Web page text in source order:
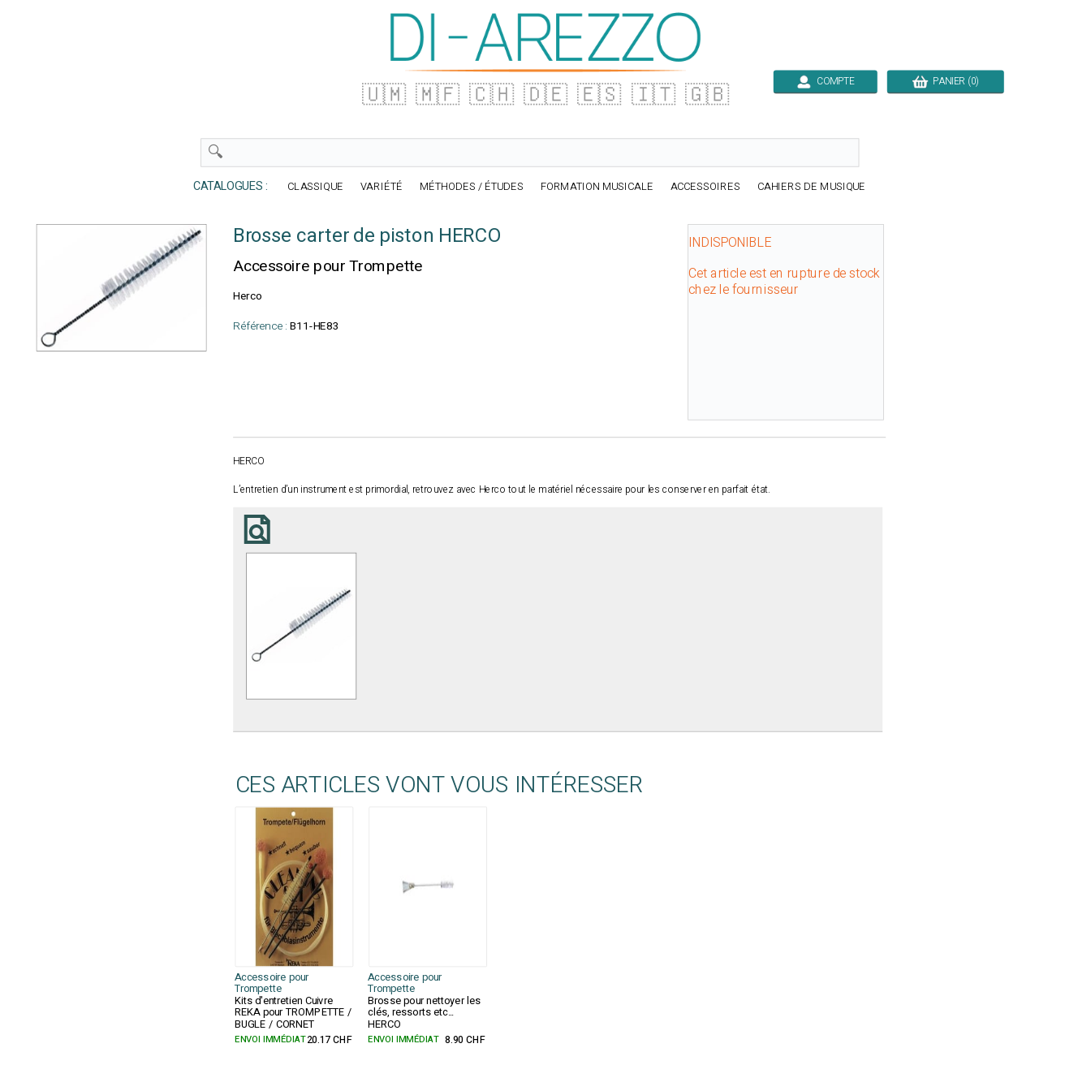
🇺🇲 🇲🇫 🇨🇭 🇩🇪 🇪🇸 🇮🇹 🇬🇧 COMPTE PANIER (0)
CATALOGUES : CLASSIQUE VARIÉTÉ MÉTHODES / ÉTUDES FORMATION MUSICALE ACCESSOIRES CAHIERS DE MUSIQUE
Brosse carter de piston HERCO
Accessoire pour Trompette
Herco
Référence : B11-HE83
INDISPONIBLE
Cet article est en rupture de stock
chez le fournisseur
HERCO
L’entretien d’un instrument est primordial, retrouvez avec Herco tout le matériel nécessaire pour les conserver en parfait état.
CES ARTICLES VONT VOUS INTÉRESSER
Accessoire pour
Trompette
Accessoire pour
Trompette
Kits d'entretien Cuivre
REKA pour TROMPETTE /
BUGLE / CORNET
Brosse pour nettoyer les
clés, ressorts etc...
HERCO
ENVOI IMMÉDIAT20.17 CHF ENVOI IMMÉDIAT 8.90 CHF